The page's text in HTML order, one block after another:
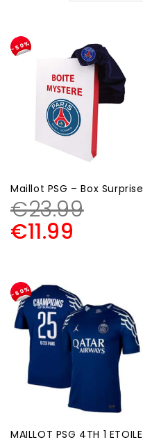
-50%
Maillot PSG – Box Surprise
€23.99
€11.99
-50%
MAILLOT PSG 4TH 1 ETOILE